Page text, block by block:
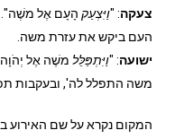
צעקה: "וַיִּצְעַק הָעָם אֶל משֶׁה".
העם ביקש את עזרת משה.
ישועה: "וַיִּתְפַּלֵּל משֶׁה אֶל יְהֹוָה
משה התפלל לה', ובעקבות
המקום נקרא על שם האירוע